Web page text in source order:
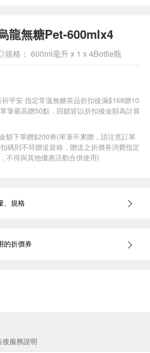
龍無糖Pet-600mlx4
規格： 600ml毫升 x 1 x 4Bottle瓶
平安 指定常溫無糖茶品折扣後滿$168贈10
筆最高贈50點，回饋皆以折扣後金額為計算
額下單贈$200券(單筆不累贈，請注意訂單
碼則不符贈送資格，贈送之折價券消費指定
不得與其他優惠活動合併使用)
、規格
的折價券
後服務說明